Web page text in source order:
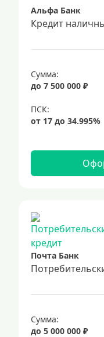
Альфа Банк
Кредит
Сумма:
до 7 500 000 ₽
Почта Банк
Сумма:
до 5 000 000 ₽